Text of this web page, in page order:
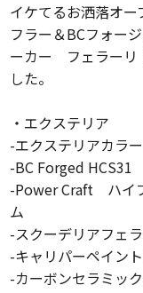
イケてるお洒落オ
フラー＆BCフォー
ーカー フェラーリ
した。
・エクステリア
-エクステリアカラ
-BC Forged HCS31
-Power Craft ハイ
ム
-スクーデリアフェ
-キャリパーペイン
-カーボンセラミッ